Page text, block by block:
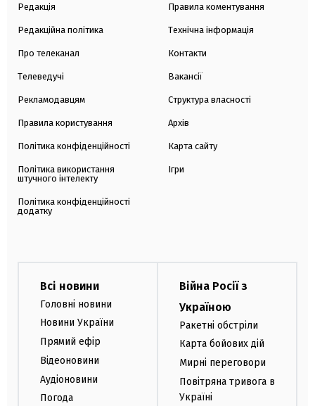
Редакція
Редакційна політика
Про телеканал
Телеведучі
Рекламодавцям
Правила користування
Політика конфіденційності
Політика використання
штучного інтелекту
Політика конфіденційності
додатку
Правила коментування
Технічна інформація
Контакти
Вакансії
Структура власності
Архів
Карта сайту
Ігри
Всі новини
Головні новини
Новини України
Прямий ефір
Відеоновини
Аудіоновини
Погода
Війна Росії з
Україною
Ракетні обстріли
Карта бойових дій
Мирні переговори
Повітряна тривога в
Україні